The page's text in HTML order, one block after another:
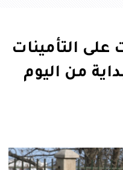
على التأمينات
من اليوم